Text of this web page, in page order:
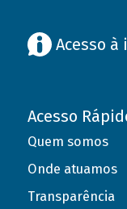
Acesso
Acesso
Quem somos
Onde atuamos
Transparência